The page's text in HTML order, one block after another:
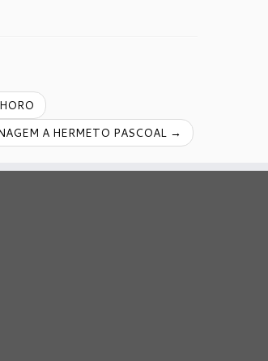
A HERMETO PASCOAL →